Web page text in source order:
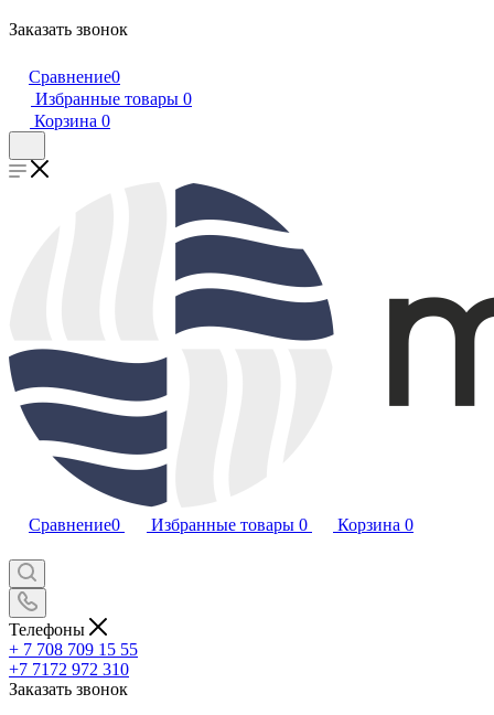
Заказать звонок
Сравнение0
Избранные товары 0
Корзина 0
Сравнение0 Избранные товары 0 Корзина 0
Телефоны
+ 7 708 709 15 55
+7 7172 972 310
Заказать звонок